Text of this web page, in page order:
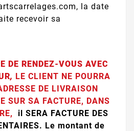
, la date
recevoir sa
DE RENDEZ-VOUS AVEC
, LE CLIENT NE POURRA
DE LIVRAISON
SUR SA FACTURE, DANS
il SERA FACTURE DES
Le montant de